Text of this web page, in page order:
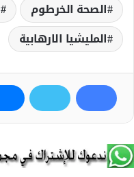
الصحة الخرطوم
المليشيا الارھابية